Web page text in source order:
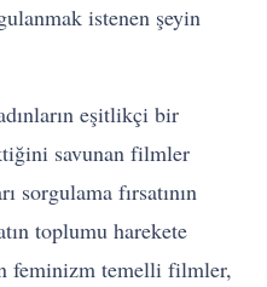
istenen şeyin
eşitlikçi bir
savunan filmler
sorgulama fırsatının
toplumu harekete
feminizm temelli filmler,